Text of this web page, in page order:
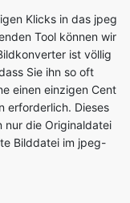
einen einzigen Cent
erforderlich. Dieses
nur die Originaldatei
Bilddatei im jpeg-